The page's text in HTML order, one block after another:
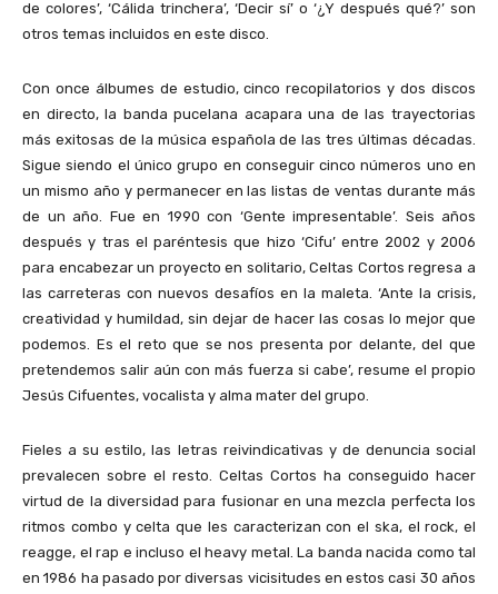
de colores’, ‘Cálida trinchera’, ‘Decir sí’ o ‘¿Y después qué?’ son
otros temas incluidos en este disco.
Con once álbumes de estudio, cinco recopilatorios y dos discos
en directo, la banda pucelana acapara una de las trayectorias
más exitosas de la música española de las tres últimas décadas.
Sigue siendo el único grupo en conseguir cinco números uno en
un mismo año y permanecer en las listas de ventas durante más
de un año. Fue en 1990 con ‘Gente impresentable’. Seis años
después y tras el paréntesis que hizo ‘Cifu’ entre 2002 y 2006
para encabezar un proyecto en solitario, Celtas Cortos regresa a
las carreteras con nuevos desafíos en la maleta. ‘Ante la crisis,
creatividad y humildad, sin dejar de hacer las cosas lo mejor que
podemos. Es el reto que se nos presenta por delante, del que
pretendemos salir aún con más fuerza si cabe’, resume el propio
Jesús Cifuentes, vocalista y alma mater del grupo.
Fieles a su estilo, las letras reivindicativas y de denuncia social
prevalecen sobre el resto. Celtas Cortos ha conseguido hacer
virtud de la diversidad para fusionar en una mezcla perfecta los
ritmos combo y celta que les caracterizan con el ska, el rock, el
reagge, el rap e incluso el heavy metal. La banda nacida como tal
en 1986 ha pasado por diversas vicisitudes en estos casi 30 años